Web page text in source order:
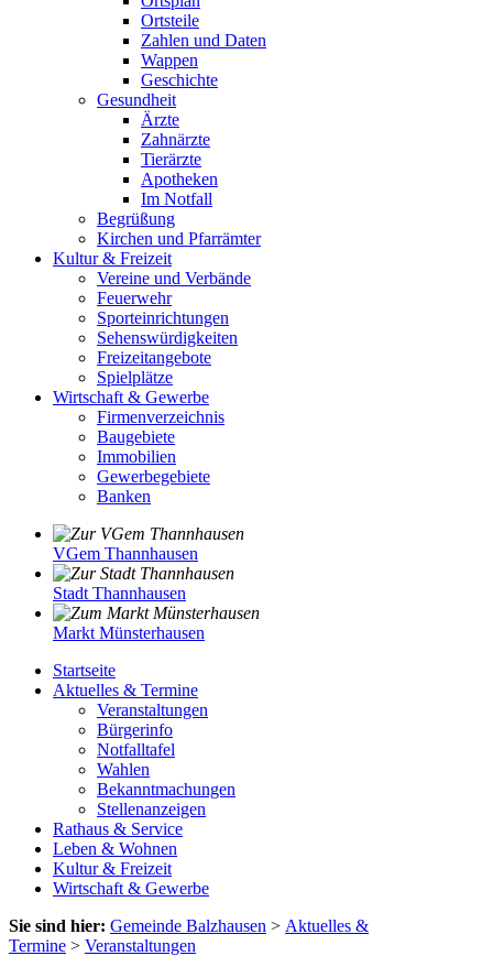
Ortsteile
Zahlen und Daten
Wappen
Geschichte
Gesundheit
Ärzte
Zahnärzte
Tierärzte
Apotheken
Im Notfall
Begrüßung
Kirchen und Pfarrämter
Kultur & Freizeit
Vereine und Verbände
Feuerwehr
Sporteinrichtungen
Sehenswürdigkeiten
Freizeitangebote
Spielplätze
Wirtschaft & Gewerbe
Firmenverzeichnis
Baugebiete
Immobilien
Gewerbegebiete
Banken
VGem Thannhausen
Stadt Thannhausen
Markt Münsterhausen
Startseite
Aktuelles & Termine
Veranstaltungen
Bürgerinfo
Notfalltafel
Wahlen
Bekanntmachungen
Stellenanzeigen
Rathaus & Service
Leben & Wohnen
Kultur & Freizeit
Wirtschaft & Gewerbe
Sie sind hier: Gemeinde Balzhausen > Aktuelles &
Termine > Veranstaltungen